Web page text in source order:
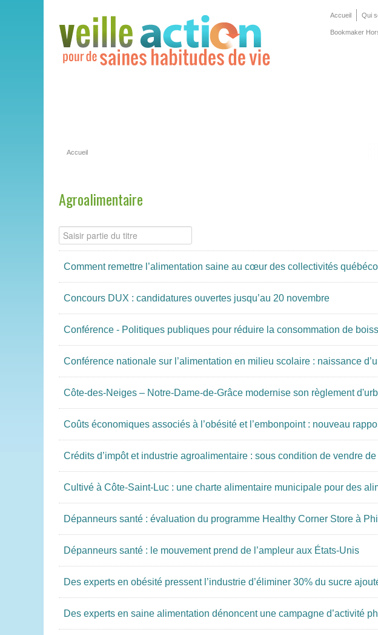
Accueil Qui
Bookmaker
Accueil
Agroalimentaire
Comment remettre l’alimentation saine au cœur des collectivités
Concours DUX : candidatures ouvertes jusqu’au 20 novembre
Conférence - Politiques publiques pour réduire la consommation de
Conférence nationale sur l’alimentation en milieu scolaire : naissance
Côte-des-Neiges – Notre-Dame-de-Grâce modernise son règlement
Coûts économiques associés à l’obésité et l’embonpoint : nouveau
Crédits d’impôt et industrie agroalimentaire : sous condition de vendre
Cultivé à Côte-Saint-Luc : une charte alimentaire municipale pour des
Dépanneurs santé : évaluation du programme Healthy Corner Store à
Dépanneurs santé : le mouvement prend de l’ampleur aux États-Unis
Des experts en obésité pressent l’industrie d’éliminer 30% du sucre
Des experts en saine alimentation dénoncent une campagne d’activité